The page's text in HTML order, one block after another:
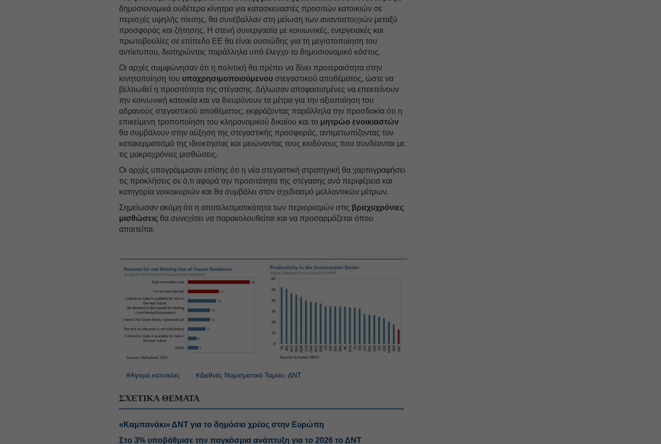
δημοσιονομικά ουδέτερα κίνητρα για κατασκευαστές προσιτών κατοικιών σε
περιοχές υψηλής πίεσης, θα συνέβαλλαν στη μείωση των αναντιστοιχιών μεταξύ
προσφοράς και ζήτησης. Η στενή συνεργασία με κοινωνικές, ενεργειακές και
πρωτοβουλίες σε επίπεδο ΕΕ θα είναι ουσιώδης για τη μεγιστοποίηση του
αντίκτυπου, διατηρώντας παράλληλα υπό έλεγχο το δημοσιονομικό κόστος.
Οι αρχές συμφώνησαν ότι η πολιτική θα πρέπει να δίνει προτεραιότητα στην
κινητοποίηση του υποχρησιμοποιούμενου στεγαστικού αποθέματος, ώστε να
βελτιωθεί η προσιτότητα της στέγασης. Δήλωσαν αποφασισμένες να επεκτείνουν
την κοινωνική κατοικία και να διευρύνουν τα μέτρα για την αξιοποίηση του
αδρανούς στεγαστικού αποθέματος, εκφράζοντας παράλληλα την προσδοκία ότι η
επικείμενη τροποποίηση του κληρονομικού δικαίου και το μητρώο ενοικιαστών
θα συμβάλουν στην αύξηση της στεγαστικής προσφοράς, αντιμετωπίζοντας τον
κατακερματισμό της ιδιοκτησίας και μειώνοντας τους κινδύνους που συνδέονται με
τις μακροχρόνιες μισθώσεις.
Οι αρχές υπογράμμισαν επίσης ότι η νέα στεγαστική στρατηγική θα χαρτογραφήσει
τις προκλήσεις σε ό,τι αφορά την προσιτότητα της στέγασης ανά περιφέρεια και
κατηγορία νοικοκυριών και θα συμβάλει στον σχεδιασμό μελλοντικών μέτρων.
Σημείωσαν ακόμη ότι η αποτελεσματικότητα των περιορισμών στις βραχυχρόνιες
μισθώσεις θα συνεχίσει να παρακολουθείται και να προσαρμόζεται όπου
απαιτείται.
#Αγορά κατοικίας #Διεθνές Νομισματικό Ταμείο, ΔΝΤ
ΣΧΕΤΙΚΑ ΘΕΜΑΤΑ
«Καμπανάκι» ΔΝΤ για το δημόσιο χρέος στην Ευρώπη
Στο 3% υποβάθμισε την παγκόσμια ανάπτυξη για το 2026 το ΔΝΤ